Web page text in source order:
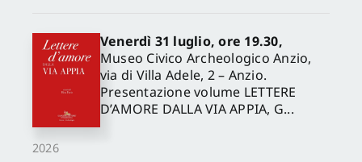
2026
Venerdì 31 luglio, ore 19.30,
Museo Civico Archeologico Anzio,
via di Villa Adele, 2 – Anzio.
Presentazione volume LETTERE
D’AMORE DALLA VIA APPIA, G...